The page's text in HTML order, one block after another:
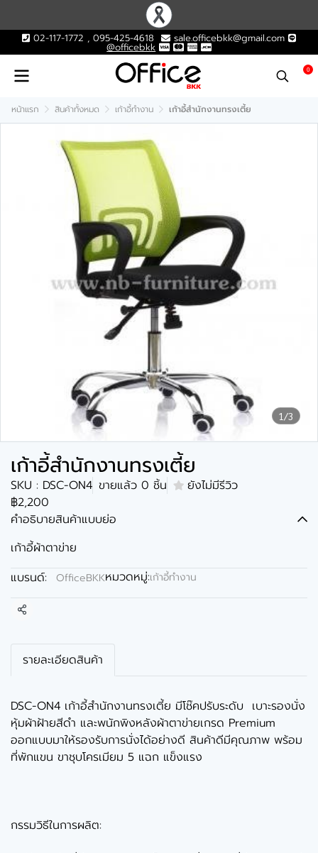
02-117-1772 , 095-425-4618 sale.officebkk@gmail.com
@officebkk
0
หน้าแรก สินค้าทั้งหมด เก้าอี้ทำงาน เก้าอี้สำนักงานทรงเตี้ย
1/3
เก้าอี้สำนักงานทรงเตี้ย
SKU : DSC-ON4 ขายแล้ว 0 ชิ้น
ยังไม่มีรีวิว
฿2,200
คำอธิบายสินค้าแบบย่อ
เก้าอี้ผ้าตาข่าย
แบรนด์:
OfficeBKKหมวดหมู่:เก้าอี้ทำงาน
แชร์
รายละเอียดสินค้า
DSC-ON4 เก้าอี้สำนักงานทรงเตี้ย มีโช๊คปรับระดับ เบาะรองนั่ง
หุ้มผ้าฝ้ายสีดำ และพนักพิงหลังผ้าตาข่ายเกรด Premium
ออกแบบมาให้รองรับการนั่งได้อย่างดี สินค้าดีมีคุณภาพ พร้อม
ที่พักแขน ขาชุบโครเมียม 5 แฉก แข็งแรง
กรรมวิธีในการผลิต: